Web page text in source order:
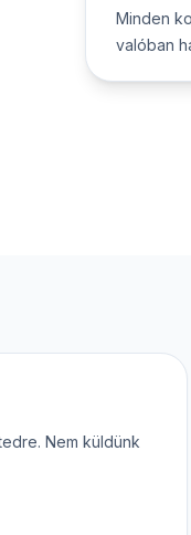
Minden
valóban
Nem küldünk